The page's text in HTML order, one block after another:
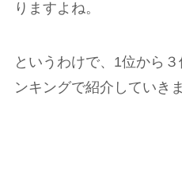
りますよね。
というわけで、1位から
ンキングで紹介していき